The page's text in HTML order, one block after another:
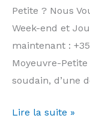
Luxembourg
Petite ? Nous
Week-end et
maintenant :
Moyeuvre-
soudain, d’une
Dentiste
Lire la suite »